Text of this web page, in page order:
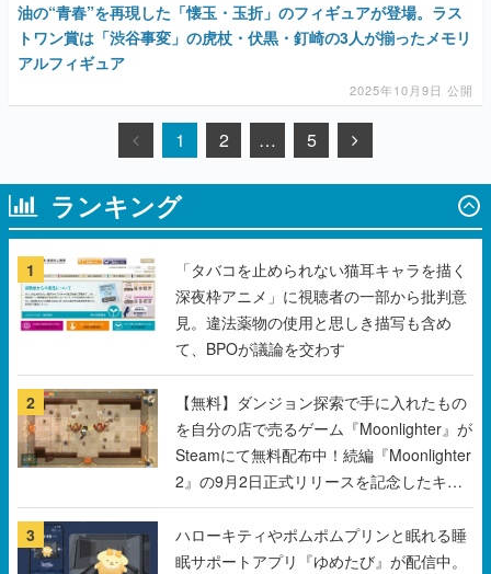
油の“青春”を再現した「懐玉・玉折」のフィギュアが登場。ラス
トワン賞は「渋谷事変」の虎杖・伏黒・釘崎の3人が揃ったメモリ
アルフィギュア
2025年10月9日 公開
1 2 … 5
ランキング
1
「タバコを止められない猫耳キャラを描く
深夜枠アニメ」に視聴者の一部から批判意
見。違法薬物の使用と思しき描写も含め
て、BPOが議論を交わす
2
【無料】ダンジョン探索で手に入れたもの
を自分の店で売るゲーム『Moonlighter』が
Steamにて無料配布中！続編『Moonlighter
2』の9月2日正式リリースを記念したキャ
ンペーン
3
ハローキティやポムポムプリンと眠れる睡
眠サポートアプリ『ゆめたび』が配信中。